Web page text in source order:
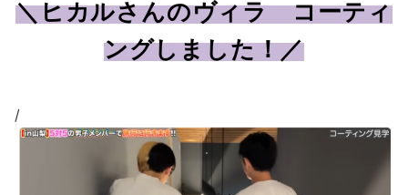
＼ヒカルさんのヴィラ コーティ
ングしました！／
/